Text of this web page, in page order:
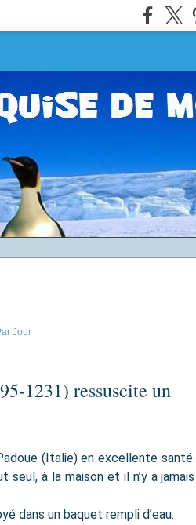
1231) ressuscite un
(Italie) en excellente santé.
seul, à la maison et il n’y a jamais
dans un baquet rempli d’eau.